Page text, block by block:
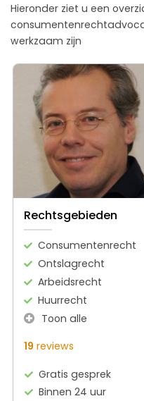
Hieronder ziet u een
werkzaam zijn
Rechtsgebieden
Consumentenrecht
Ontslagrecht
Arbeidsrecht
Huurrecht
Toon alle
19 reviews
Gratis gesprek
Binnen 24 uur